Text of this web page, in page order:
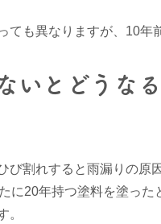
も異なりますが、10年
いとどうな
割れすると雨漏りの原
に20年持つ塗料を塗っ
。